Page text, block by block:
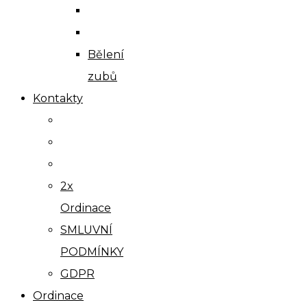
Bělení
zubů
Kontakty
2x
Ordinace
SMLUVNÍ
PODMÍNKY
GDPR
Ordinace